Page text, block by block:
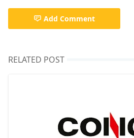
Add Comment
RELATED POST